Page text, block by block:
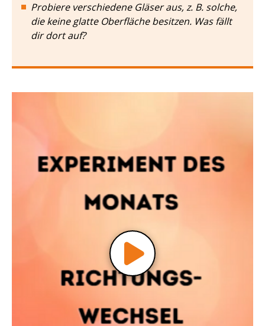
Probiere verschiedene Gläser aus, z. B. solche,
die keine glatte Oberfläche besitzen. Was fällt
dir dort auf?
Video
abspielen